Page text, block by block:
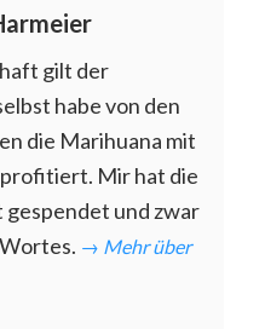
gilt der
habe von den
die Marihuana mit
Mir hat die
und zwar
→ Mehr über